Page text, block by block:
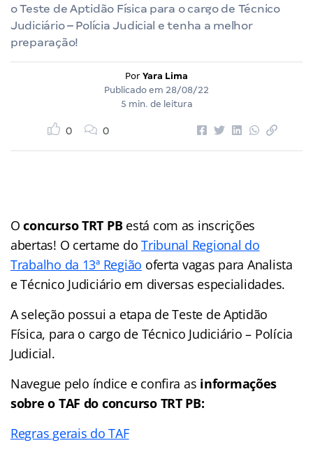
o Teste de Aptidão Física para o cargo de Técnico
Judiciário – Polícia Judicial e tenha a melhor
preparação!
Por Yara Lima
Publicado em 28/08/22
5 min. de leitura
0 0
Oconcurso TRT PBestá com as inscrições
abertas! O certame doTribunal Regional do
Trabalho da 13ª Região oferta vagas para Analista
e Técnico Judiciário em diversas especialidades.
A seleção possui a etapa de Teste de Aptidão
Física, para o cargo de Técnico Judiciário – Polícia
Judicial.
Navegue pelo índicee confira as informações
sobre o TAF do concurso TRT PB:
Regras gerais do TAF